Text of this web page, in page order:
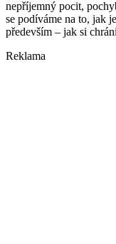
nepříjemný pocit,
se podíváme na to, jak
především – jak si
Reklama